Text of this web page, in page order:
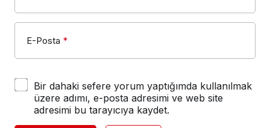
E-Posta *
Bir dahaki sefere yorum yaptığımda kullanılmak
üzere adımı, e-posta adresimi ve web site
adresimi bu tarayıcıya kaydet.